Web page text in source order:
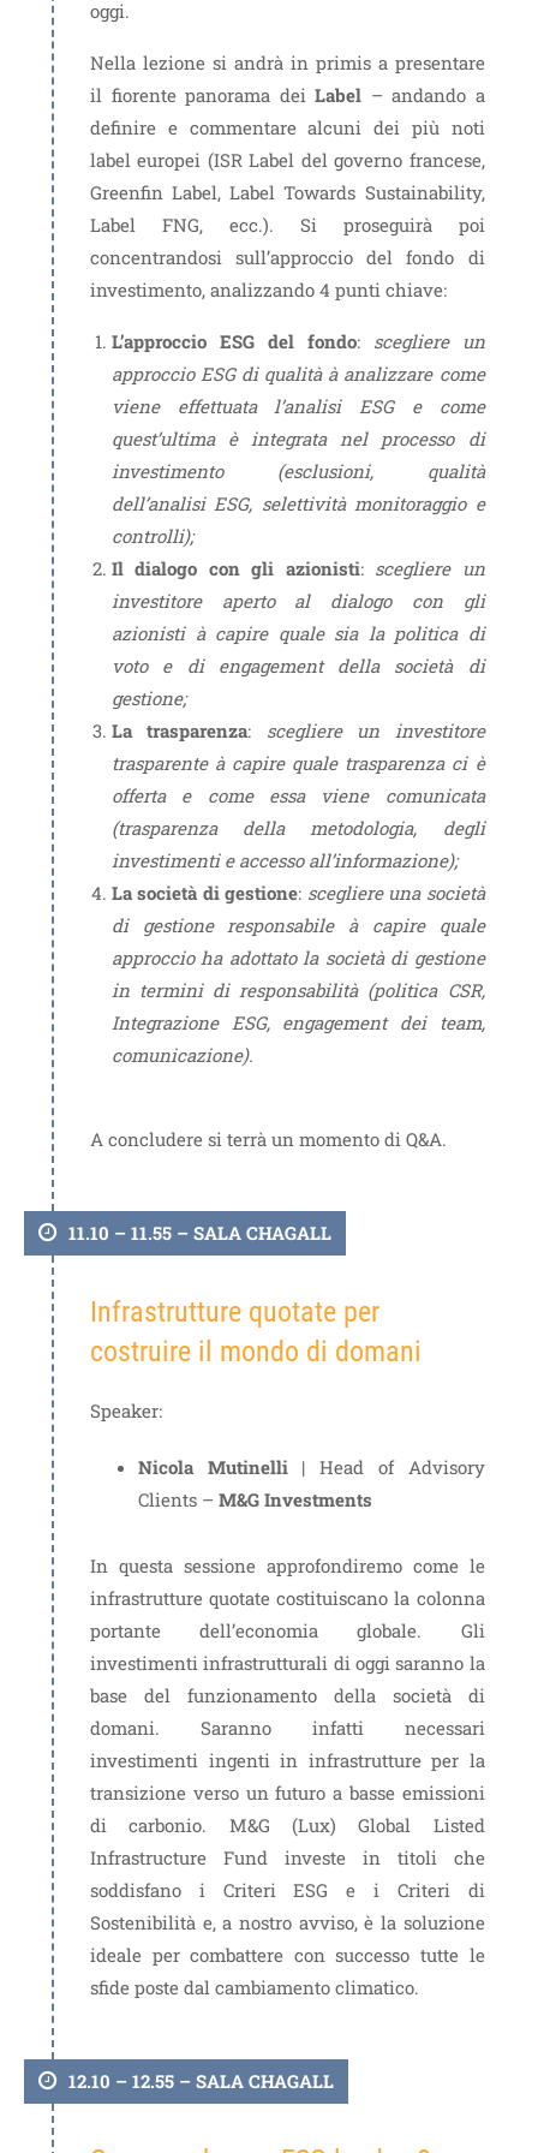
oggi.
Nella lezione si andrà in primis a presentare
il fiorente panorama deiLabel – andando a
definire e commentare alcuni dei più noti
label europei (ISR Label del governo francese,
Greenfin Label, Label Towards Sustainability,
Label FNG, ecc.). Si proseguirà poi
concentrandosi sull’approccio del fondo di
investimento, analizzando 4 punti chiave:
L’approccio ESG del fondo: scegliere un
approccio ESG di qualità àanalizzare come
viene effettuata l’analisi ESG e come
quest’ultima è integrata nel processo di
investimento (esclusioni, qualità
dell’analisi ESG, selettività monitoraggio e
controlli);
Il dialogo con gli azionisti: scegliere un
investitore aperto al dialogo con gli
azionisti àcapire quale sia la politica di
voto e di engagement della società di
gestione;
La trasparenza: scegliere un investitore
trasparente à capire quale trasparenza ci è
offerta e come essa viene comunicata
(trasparenza della metodologia, degli
investimenti e accesso all’informazione);
La società di gestione: scegliere una società
di gestione responsabile àcapire quale
approccio ha adottato la società di gestione
in termini di responsabilità (politica CSR,
Integrazione ESG, engagement dei team,
comunicazione).
A concludere si terrà un momento di Q&A.
11.10 – 11.55 – SALA CHAGALL
Infrastrutture quotate per
costruire il mondo di domani
Speaker:
Nicola Mutinelli| Head of Advisory
Clients –M&G Investments
In questa sessione approfondiremo come le
infrastrutture quotate costituiscano la colonna
portante dell’economia globale. Gli
investimenti infrastrutturali di oggi saranno la
base del funzionamento della società di
domani. Saranno infatti necessari
investimenti ingenti in infrastrutture per la
transizione verso un futuro a basse emissioni
di carbonio. M&G (Lux) Global Listed
Infrastructure Fund investe in titoli che
soddisfano i Criteri ESG e i Criteri di
Sostenibilità e, a nostro avviso, è la soluzione
ideale per combattere con successo tutte le
sfide poste dal cambiamento climatico.
12.10 – 12.55 – SALA CHAGALL